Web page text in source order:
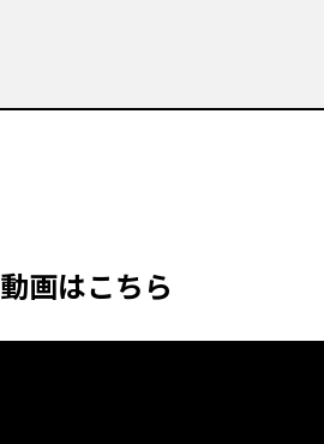
動画はこちら